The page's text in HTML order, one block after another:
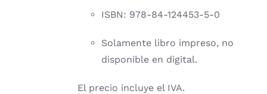
ISBN: 978-84-124453-5-0
Solamente libro impreso, no
disponible en digital.
El precio incluye el IVA.